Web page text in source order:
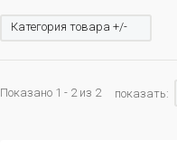
Категория товара +/-
Показано 1 - 2 из 2 показать: